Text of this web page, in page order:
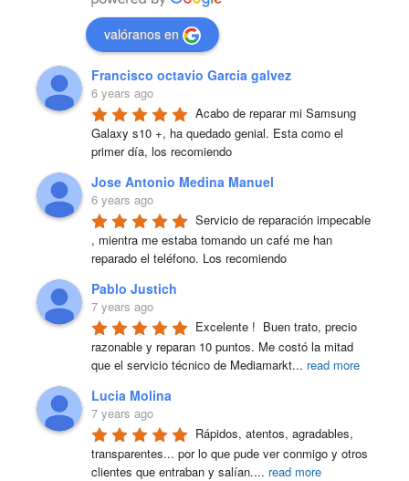
valóranos en
Francisco octavio Garcia galvez
6 years ago
Acabo de reparar mi Samsung
Galaxy s10 +, ha quedado genial. Esta como el
primer día, los recomiendo
Jose Antonio Medina Manuel
6 years ago
Servicio de reparación impecable
, mientra me estaba tomando un café me han
reparado el teléfono. Los recomiendo
Pablo Justich
7 years ago
Excelente !  Buen trato, precio
razonable y reparan 10 puntos. Me costó la mitad
que el servicio técnico de Mediamarkt... read more
Lucia Molina
7 years ago
Rápidos, atentos, agradables,
transparentes... por lo que pude ver conmigo y otros
clientes que entraban y salían.... read more